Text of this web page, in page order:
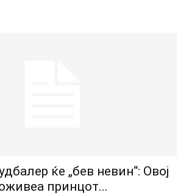
ќе „бев невин“: Овој
принцот...